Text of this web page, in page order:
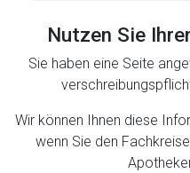
Nutzen Sie
Sie haben eine Seite
Wir können Ihnen diese
wenn Sie den
Zurück